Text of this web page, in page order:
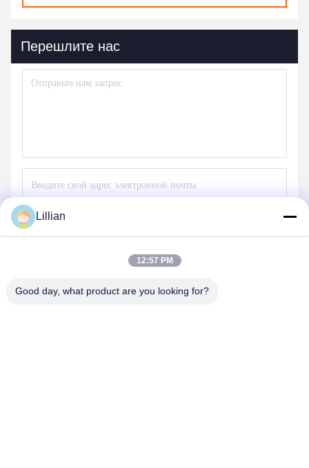
Перешлите нас
Lillian
12:57 PM
Good day, what product are you looking for?